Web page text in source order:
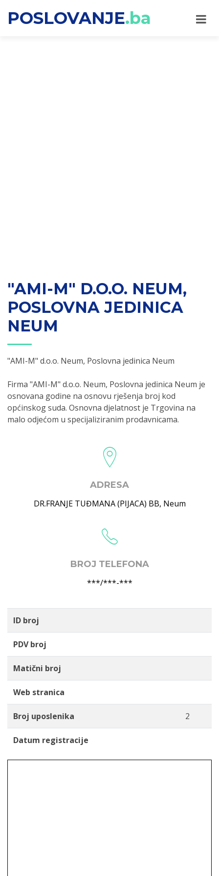
POSLOVANJE.ba
"AMI-M" D.O.O. NEUM,
POSLOVNA JEDINICA
NEUM
"AMI-M" d.o.o. Neum, Poslovna jedinica Neum
Firma "AMI-M" d.o.o. Neum, Poslovna jedinica Neum je
osnovana godine na osnovu rješenja broj kod
općinskog suda. Osnovna djelatnost je Trgovina na
malo odjećom u specijaliziranim prodavnicama.
ADRESA
DR.FRANJE TUĐMANA (PIJACA) BB, Neum
BROJ TELEFONA
***/***-***
ID broj
PDV broj
Matični broj
Web stranica
Broj uposlenika 2
Datum registracije